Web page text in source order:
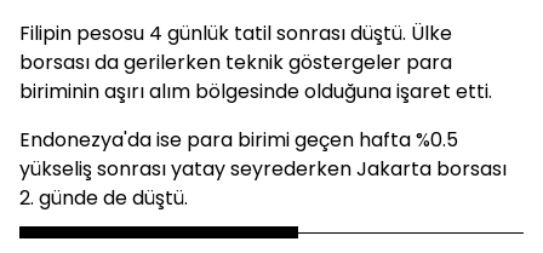
Filipin pesosu 4 günlük tatil sonrası düştü. Ülke
borsası da gerilerken teknik göstergeler para
biriminin aşırı alım bölgesinde olduğuna işaret etti.
Endonezya'da ise para birimi geçen hafta %0.5
yükseliş sonrası yatay seyrederken Jakarta borsası
2. günde de düştü.